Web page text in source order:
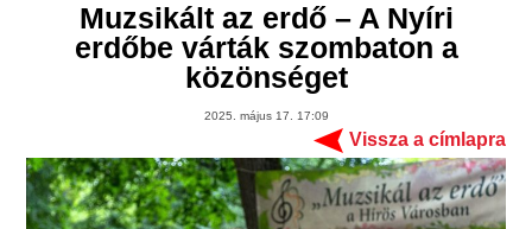
Muzsikált az erdő – A Nyíri
erdőbe várták szombaton a
közönséget
2025. május 17. 17:09
Vissza a címlapra